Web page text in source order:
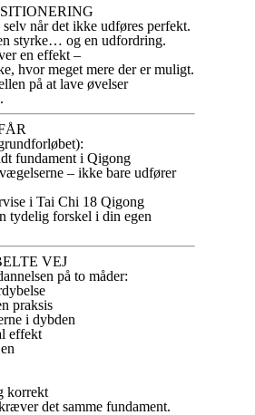
når det ikke udføres perfekt.
styrke… og en udfordring.
en effekt –
hvor meget mere der er muligt.
på at lave øvelser
fundament i Qigong
– ikke bare udfører
i Tai Chi 18 Qigong
tydelig forskel i din egen
VEJ
på to måder:
praksis
i dybden
effekt
korrekt
det samme fundament.